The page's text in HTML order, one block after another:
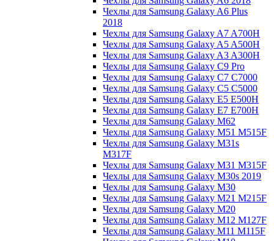
Чехлы для Samsung Galaxy A6 Plus
2018
Чехлы для Samsung Galaxy A7 A700H
Чехлы для Samsung Galaxy A5 A500H
Чехлы для Samsung Galaxy A3 A300H
Чехлы для Samsung Galaxy C9 Pro
Чехлы для Samsung Galaxy C7 C7000
Чехлы для Samsung Galaxy C5 C5000
Чехлы для Samsung Galaxy E5 E500H
Чехлы для Samsung Galaxy E7 E700H
Чехлы для Samsung Galaxy M62
Чехлы для Samsung Galaxy M51 M515F
Чехлы для Samsung Galaxy M31s
M317F
Чехлы для Samsung Galaxy M31 M315F
Чехлы для Samsung Galaxy M30s 2019
Чехлы для Samsung Galaxy M30
Чехлы для Samsung Galaxy M21 M215F
Чехлы для Samsung Galaxy M20
Чехлы для Samsung Galaxy M12 M127F
Чехлы для Samsung Galaxy M11 M115F